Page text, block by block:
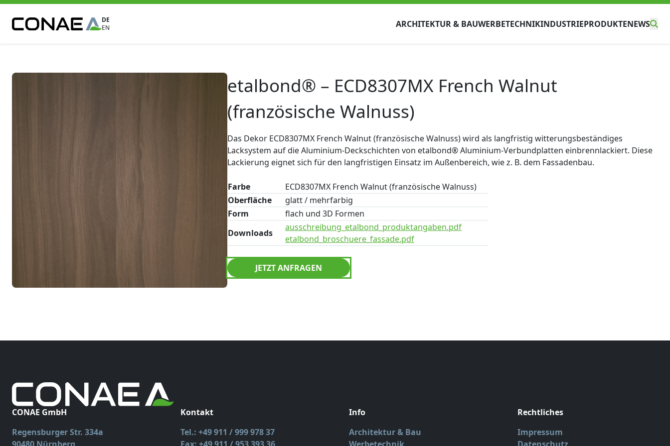
DE
EN
ARCHITEKTUR & BAUWERBETECHNIKINDUSTRIEPRODUKTENEWS
etalbond® – ECD8307MX French Walnut
(französische Walnuss)
Das Dekor ECD8307MX French Walnut (französische Walnuss) wird als langfristig witterungsbeständiges
Lacksystem auf die Aluminium-Deckschichten von etalbond® Aluminium-Verbundplatten einbrennlackiert. Diese
Lackierung eignet sich für den langfristigen Einsatz im Außenbereich, wie z. B. dem Fassadenbau.
Farbe
ECD8307MX French Walnut (französische Walnuss)
Oberfläche
glatt / mehrfarbig
Form
flach und 3D Formen
Downloads
ausschreibung_etalbond_produktangaben.pdf
etalbond_broschuere_fassade.pdf
JETZT ANFRAGEN
CONAE GmbH
Regensburger Str. 334a
Kontakt
Tel.: +49 911 / 999 978 37
Info
Architektur & Bau
Rechtliches
Impressum